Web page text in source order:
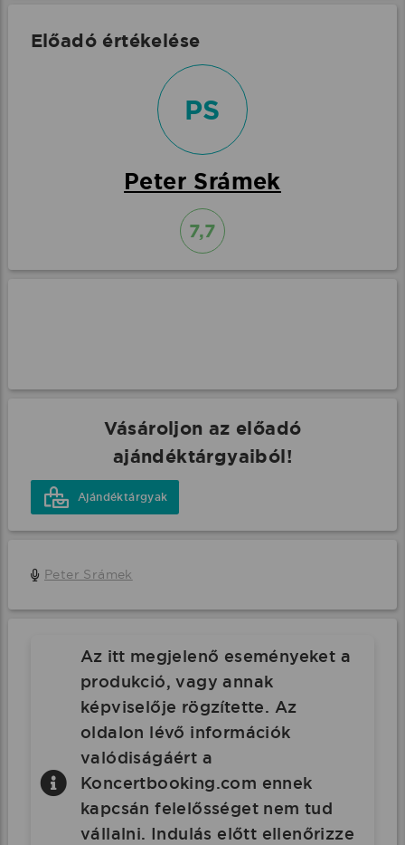
Előadó értékelése
PS
Peter Srámek
7,7
Vásároljon az előadó
ajándéktárgyaiból!
Ajándéktárgyak
Peter Srámek
Az itt megjelenő eseményeket a
produkció, vagy annak
képviselője rögzítette. Az
oldalon lévő információk
valódiságáért a
Koncertbooking.com ennek
kapcsán felelősséget nem tud
vállalni. Indulás előtt ellenőrizze